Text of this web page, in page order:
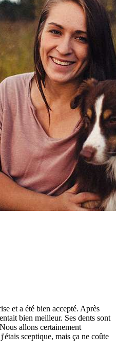
et a été bien accepté. Après
bien meilleur. Ses dents sont
allons certainement
sceptique, mais ça ne coûte